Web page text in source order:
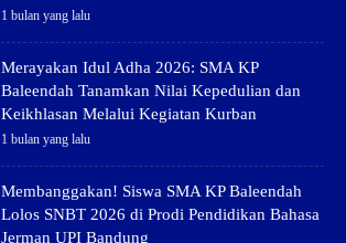
1 bulan yang lalu
Merayakan Idul Adha 2026: SMA KP
Baleendah Tanamkan Nilai Kepedulian dan
Keikhlasan Melalui Kegiatan Kurban
1 bulan yang lalu
Membanggakan! Siswa SMA KP Baleendah
Lolos SNBT 2026 di Prodi Pendidikan Bahasa
Jerman UPI Bandung